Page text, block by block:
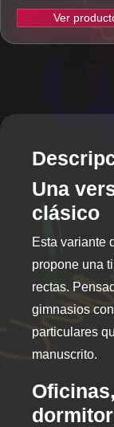
Ver
variantes.
opciones
pueden
elegir
página
producto
Una
clásico
Esta variante
propone una
rectas.
gimnasios
particulares
manuscrito.